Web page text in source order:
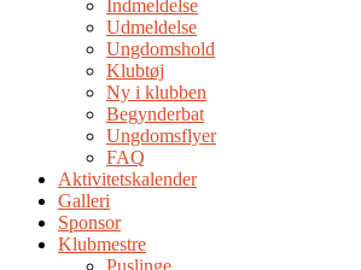
Indmeldelse
Udmeldelse
Ungdomshold
Klubtøj
Ny i klubben
Begynderbat
Ungdomsflyer
FAQ
Aktivitetskalender
Galleri
Sponsor
Klubmestre
Puslinge